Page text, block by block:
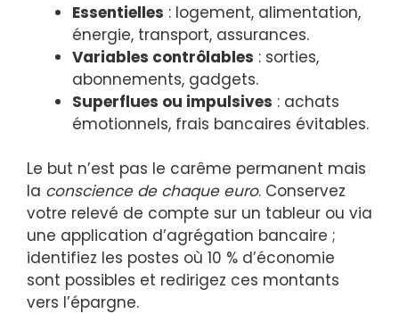
Essentielles : logement, alimentation,
énergie, transport, assurances.
Variables contrôlables : sorties,
abonnements, gadgets.
Superflues ou impulsives : achats
émotionnels, frais bancaires évitables.
Le but n’est pas le carême permanent mais
la conscience de chaque euro. Conservez
votre relevé de compte sur un tableur ou via
une application d’agrégation bancaire ;
identifiez les postes où 10 % d’économie
sont possibles et redirigez ces montants
vers l’épargne.